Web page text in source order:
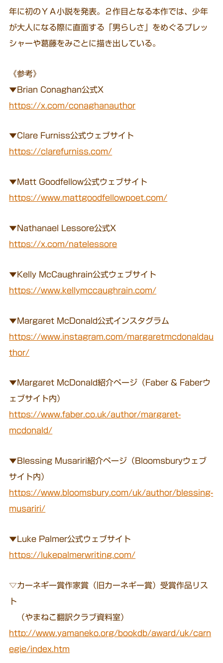
年に初のＹＡ小説を発表。２作目となる本作では、少年
が大人になる際に直面する「男らしさ」をめぐるプレッ
シャーや葛藤をみごとに描き出している。
《参考》
▼Brian Conaghan公式X
https://x.com/conaghanauthor
▼Clare Furniss公式ウェブサイト
https://clarefurniss.com/
▼Matt Goodfellow公式ウェブサイト
https://www.mattgoodfellowpoet.com/
▼Nathanael Lessore公式X
https://x.com/natelessore
▼Kelly McCaughrain公式ウェブサイト
https://www.kellymccaughrain.com/
▼Margaret McDonald公式インスタグラム
https://www.instagram.com/margaretmcdonaldau
thor/
▼Margaret McDonald紹介ページ（Faber & Faberウ
ェブサイト内）
https://www.faber.co.uk/author/margaret-
mcdonald/
▼Blessing Musariri紹介ページ（Bloomsburyウェブ
サイト内）
https://www.bloomsbury.com/uk/author/blessing-
musariri/
▼Luke Palmer公式ウェブサイト
https://lukepalmerwriting.com/
▽カーネギー賞作家賞（旧カーネギー賞）受賞作品リス
ト
（やまねこ翻訳クラブ資料室）
http://www.yamaneko.org/bookdb/award/uk/carn
egie/index.htm